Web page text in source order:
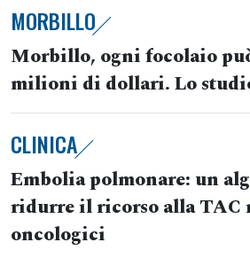
MORBILLO
Morbillo, ogni focolaio
milioni di dollari. Lo
CLINICA
Embolia polmonare: un
ridurre il ricorso alla TAC
oncologici